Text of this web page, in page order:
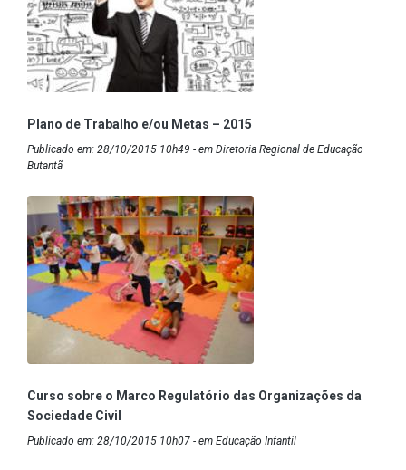
Plano de Trabalho e/ou Metas – 2015
Publicado em: 28/10/2015 10h49 - em Diretoria Regional de Educação
Butantã
Curso sobre o Marco Regulatório das Organizações da
Sociedade Civil
Publicado em: 28/10/2015 10h07 - em Educação Infantil